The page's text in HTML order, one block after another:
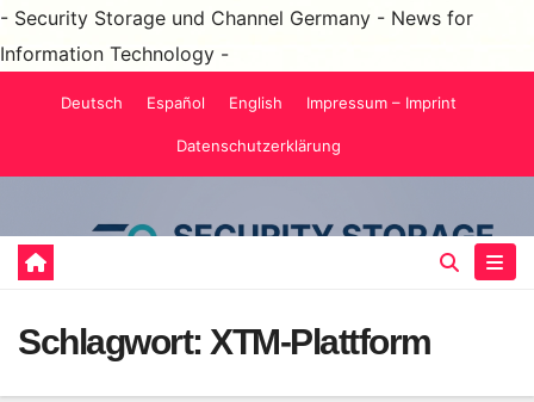
- Security Storage und Channel Germany - News for
Information Technology -
Deutsch Español English Impressum – Imprint
Datenschutzerklärung
Schlagwort: XTM-Plattform